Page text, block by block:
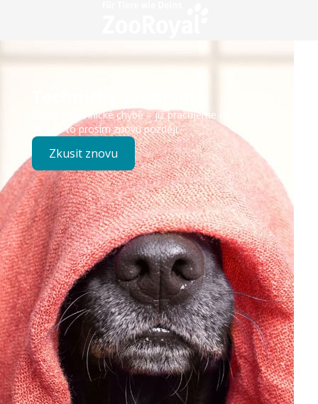
Došlo k technické chybě – již pracujeme na opravě.
Zkuste to prosím znovu později.
Zkusit znovu